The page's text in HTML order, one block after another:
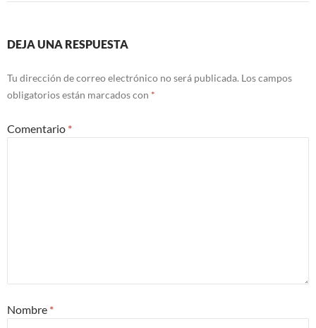
DEJA UNA RESPUESTA
Tu dirección de correo electrónico no será publicada. Los campos
obligatorios están marcados con *
Comentario *
Nombre *